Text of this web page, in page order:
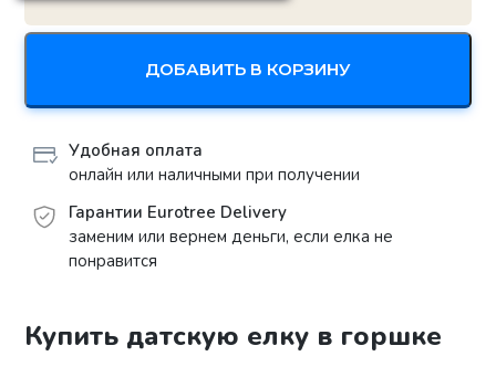
ДОБАВИТЬ В КОРЗИНУ
Удобная оплата
онлайн или наличными при получении
Гарантии Eurotree Delivery
заменим или вернем деньги, если елка не
понравится
Купить датскую елку в горшке